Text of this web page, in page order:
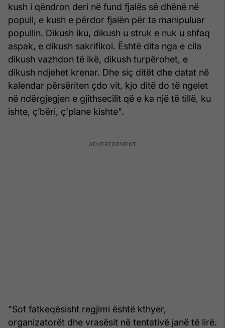
kush i qëndron deri në fund fjalës së dhënë në
popull, e kush e përdor fjalën për ta manipuluar
popullin. Dikush iku, dikush u struk e nuk u shfaq
aspak, e dikush sakrifikoi. Është dita nga e cila
dikush vazhdon të ikë, dikush turpërohet, e
dikush ndjehet krenar. Dhe siç ditët dhe datat në
kalendar përsëriten çdo vit, kjo ditë do të ngelet
në ndërgjegjen e gjithsecilit që e ka një të tillë, ku
ishte, ç’bëri, ç'plane kishte".
"Sot fatkeqësisht regjimi është kthyer,
organizatorët dhe vrasësit në tentativë janë të lirë.